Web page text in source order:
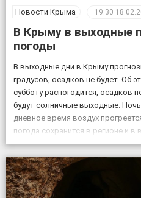
Новости Крыма 19:30
В Крыму в выходные
погоды
В выходные дни в Крыму
градусов, осадков не будет. Об
субботу распогодится, осадков
будут солничные выходные.
дневное время воздух
погода сохранится в регионе и в